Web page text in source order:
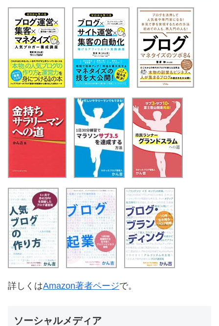
詳しくはAmazon著者ページで。
ソーシャルメディア